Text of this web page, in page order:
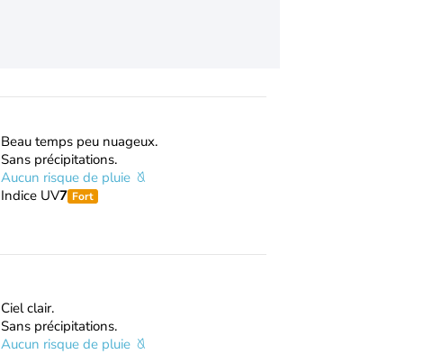
Beau temps peu nuageux.
Sans précipitations.
Aucun risque de pluie
Indice UV7 Fort
Ciel clair.
Sans précipitations.
Aucun risque de pluie